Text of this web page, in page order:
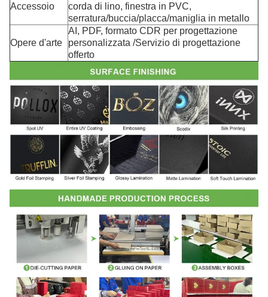
Accessoio
corda di lino, finestra in PVC,
serratura/buccia/placca/maniglia in metallo
Opere d'arte
AI, PDF, formato CDR per progettazione
personalizzata /Servizio di progettazione
offerto